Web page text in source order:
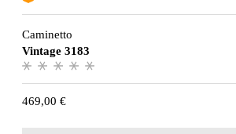
Caminetto
Vintage 3183
469,00 €